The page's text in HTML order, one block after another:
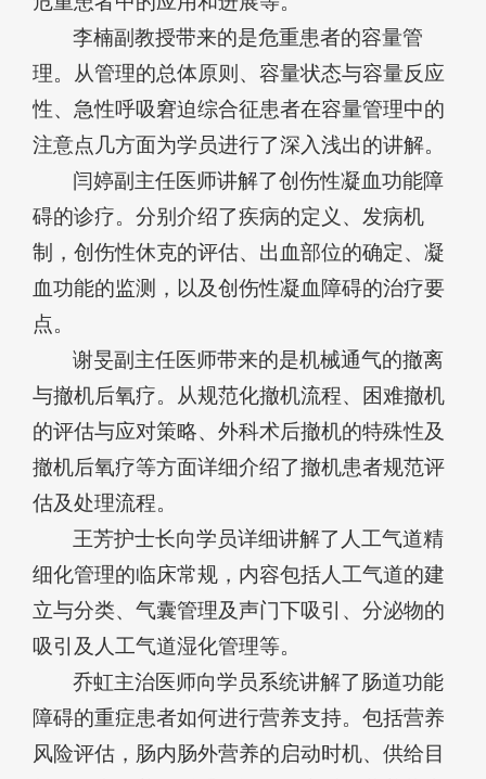
李楠副教授带来的是危重患者的容量管
理。从管理的总体原则、容量状态与容量反应
性、急性呼吸窘迫综合征患者在容量管理中的
注意点几方面为学员进行了深入浅出的讲解。
闫婷副主任医师讲解了创伤性凝血功能障
碍的诊疗。分别介绍了疾病的定义、发病机
制，创伤性休克的评估、出血部位的确定、凝
血功能的监测，以及创伤性凝血障碍的治疗要
点。
谢旻副主任医师带来的是机械通气的撤离
与撤机后氧疗。从规范化撤机流程、困难撤机
的评估与应对策略、外科术后撤机的特殊性及
撤机后氧疗等方面详细介绍了撤机患者规范评
估及处理流程。
王芳护士长向学员详细讲解了人工气道精
细化管理的临床常规，内容包括人工气道的建
立与分类、气囊管理及声门下吸引、分泌物的
吸引及人工气道湿化管理等。
乔虹主治医师向学员系统讲解了肠道功能
障碍的重症患者如何进行营养支持。包括营养
风险评估，肠内肠外营养的启动时机、供给目